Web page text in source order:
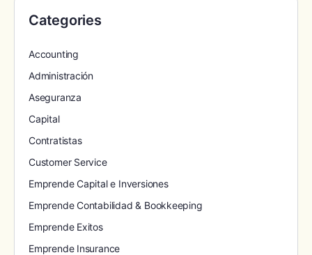
Categories
Accounting
Administración
Aseguranza
Capital
Contratistas
Customer Service
Emprende Capital e Inversiones
Emprende Contabilidad & Bookkeeping
Emprende Exitos
Emprende Insurance